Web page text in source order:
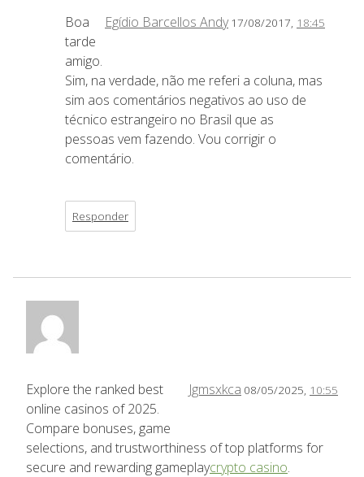
Egídio Barcellos Andy 17/08/2017, 18:45
Boa
tarde
amigo.
Sim, na verdade, não me referi a coluna, mas
sim aos comentários negativos ao uso de
técnico estrangeiro no Brasil que as
pessoas vem fazendo. Vou corrigir o
comentário.
Responder
Jgmsxkca 08/05/2025, 10:55
Explore the ranked best
online casinos of 2025.
Compare bonuses, game
selections, and trustworthiness of top platforms for
secure and rewarding gameplaycrypto casino.